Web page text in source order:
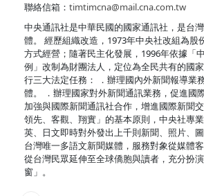
聯絡信箱： timtimcna@mail.cna.com.tw
中央通訊社是中華民國的國家通訊社，是台
體。 經歷組織改造，1973年中央社改組為股
方式經營；隨著民主化發展，1996年依據「
例」改制為財團法人，定位為全民共有的國
行三大法定任務： ．辦理國內外新聞報導業
體。 ．辦理國家對外新聞通訊業務，促進國
加強與國際新聞通訊社合作，增進國際新聞交
領先、客觀、翔實」的基本原則，中央社專業
英、日文即時對外發出上千則新聞、照片、
台灣唯一多語文新聞媒體，服務對象從媒體
從台灣民眾延伸至全球僑胞與讀者，充分扮
窗」。